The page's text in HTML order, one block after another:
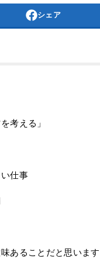
シェア
考える」
仕事
あることだと思います